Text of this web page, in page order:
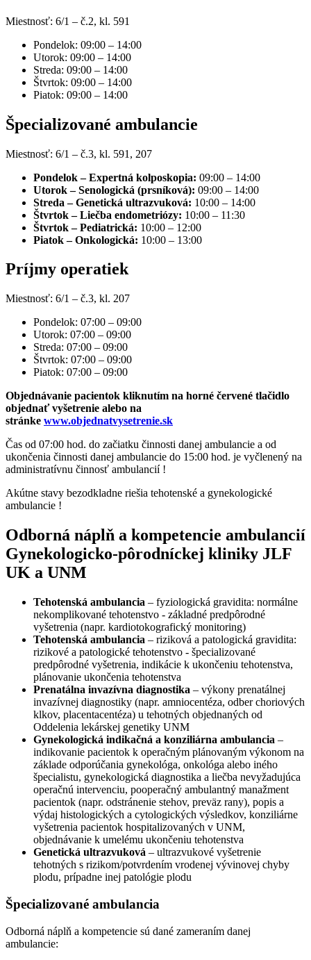
Miestnosť: 6/1 – č.2, kl. 591
Pondelok: 09:00 – 14:00
Utorok: 09:00 – 14:00
Streda: 09:00 – 14:00
Štvrtok: 09:00 – 14:00
Piatok: 09:00 – 14:00
Špecializované ambulancie
Miestnosť: 6/1 – č.3, kl. 591, 207
Pondelok – Expertná kolposkopia: 09:00 – 14:00
Utorok – Senologická (prsníková): 09:00 – 14:00
Streda – Genetická ultrazvuková: 10:00 – 14:00
Štvrtok – Liečba endometriózy: 10:00 – 11:30
Štvrtok – Pediatrická: 10:00 – 12:00
Piatok – Onkologická: 10:00 – 13:00
Príjmy operatiek
Miestnosť: 6/1 – č.3, kl. 207
Pondelok: 07:00 – 09:00
Utorok: 07:00 – 09:00
Streda: 07:00 – 09:00
Štvrtok: 07:00 – 09:00
Piatok: 07:00 – 09:00
Objednávanie pacientok kliknutím na horné červené tlačidlo
objednať vyšetrenie alebo na
stránke www.objednatvysetrenie.sk
Čas od 07:00 hod. do začiatku činnosti danej ambulancie a od
ukončenia činnosti danej ambulancie do 15:00 hod. je vyčlenený na
administratívnu činnosť ambulancií !
Akútne stavy bezodkladne riešia tehotenské a gynekologické
ambulancie !
Odborná náplň a kompetencie ambulancií
Gynekologicko-pôrodníckej kliniky JLF
UK a UNM
Tehotenská ambulancia – fyziologická gravidita: normálne
nekomplikované tehotenstvo - základné predpôrodné
vyšetrenia (napr. kardiotokografický monitoring)
Tehotenská ambulancia – riziková a patologická gravidita:
rizikové a patologické tehotenstvo - špecializované
predpôrodné vyšetrenia, indikácie k ukončeniu tehotenstva,
plánovanie ukončenia tehotenstva
Prenatálna invazívna diagnostika – výkony prenatálnej
invazívnej diagnostiky (napr. amniocentéza, odber choriových
klkov, placentacentéza) u tehotných objednaných od
Oddelenia lekárskej genetiky UNM
Gynekologická indikačná a konziliárna ambulancia –
indikovanie pacientok k operačným plánovaným výkonom na
základe odporúčania gynekológa, onkológa alebo iného
špecialistu, gynekologická diagnostika a liečba nevyžadujúca
operačnú intervenciu, pooperačný ambulantný manažment
pacientok (napr. odstránenie stehov, preväz rany), popis a
výdaj histologických a cytologických výsledkov, konziliárne
vyšetrenia pacientok hospitalizovaných v UNM,
objednávanie k umelému ukončeniu tehotenstva
Genetická ultrazvuková – ultrazvukové vyšetrenie
tehotných s rizikom/potvrdením vrodenej vývinovej chyby
plodu, prípadne inej patológie plodu
Špecializované ambulancia
Odborná náplň a kompetencie sú dané zameraním danej
ambulancie: